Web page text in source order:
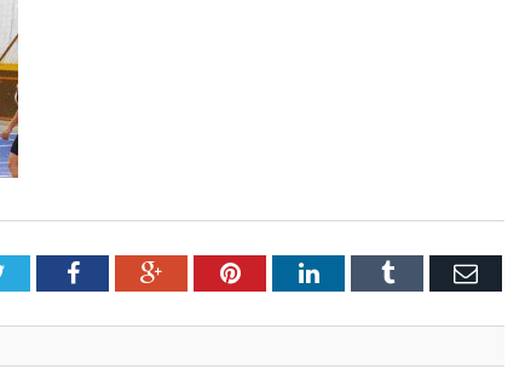
TwitterFacebookGoogle+PinterestLinkedInTumblr Email